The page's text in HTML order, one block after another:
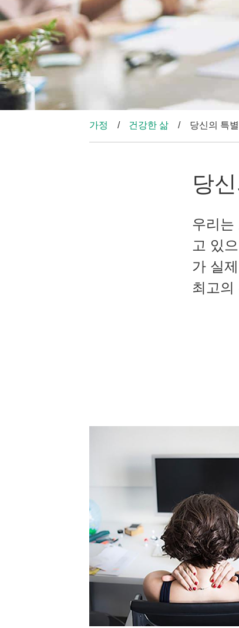
가정 건강한 삶 당신의 특
당
우리는
고 있
가 실
최고의